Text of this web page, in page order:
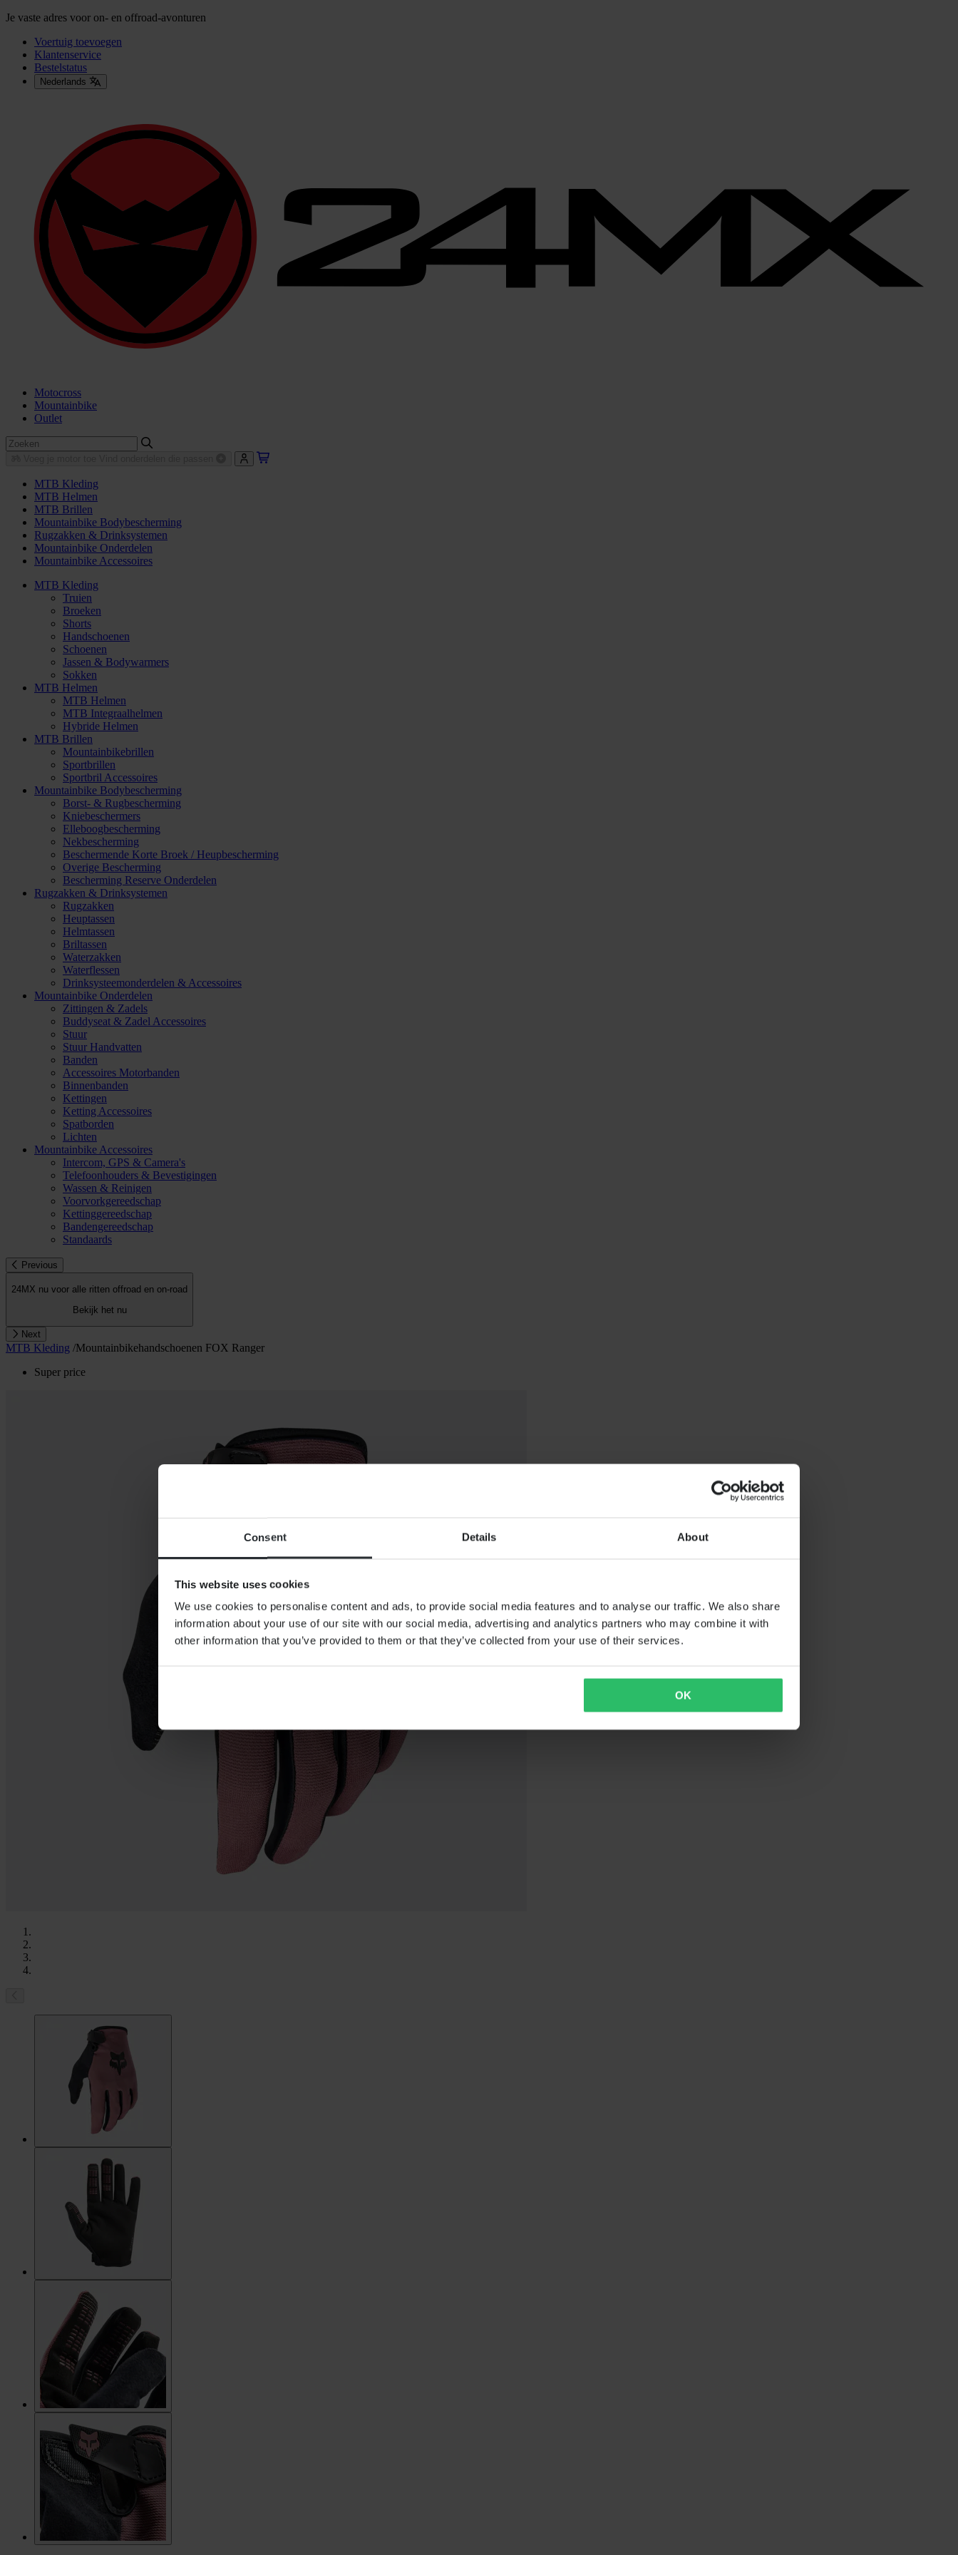
Consent Details About
This website uses cookies
We use cookies to personalise content and ads, to provide social media features and to analyse our traffic. We also share
information about your use of our site with our social media, advertising and analytics partners who may combine it with
other information that you’ve provided to them or that they’ve collected from your use of their services.
OK
Je vaste adres voor on- en offroad-avonturen
Voertuig toevoegen
Klantenservice
Bestelstatus
Nederlands
Motocross
Mountainbike
Outlet
MTB Kleding
MTB Helmen
MTB Brillen
Mountainbike Bodybescherming
Rugzakken & Drinksystemen
Mountainbike Onderdelen
Mountainbike Accessoires
MTB Kleding
Truien
Broeken
Shorts
Handschoenen
Schoenen
Jassen & Bodywarmers
Sokken
MTB Helmen
MTB Helmen
MTB Integraalhelmen
Hybride Helmen
MTB Brillen
Mountainbikebrillen
Sportbrillen
Sportbril Accessoires
Mountainbike Bodybescherming
Borst- & Rugbescherming
Kniebeschermers
Elleboogbescherming
Nekbescherming
Beschermende Korte Broek / Heupbescherming
Overige Bescherming
Bescherming Reserve Onderdelen
Rugzakken & Drinksystemen
Rugzakken
Heuptassen
Helmtassen
Briltassen
Waterzakken
Waterflessen
Drinksysteemonderdelen & Accessoires
Mountainbike Onderdelen
Zittingen & Zadels
Buddyseat & Zadel Accessoires
Stuur
Stuur Handvatten
Banden
Accessoires Motorbanden
Binnenbanden
Kettingen
Ketting Accessoires
Spatborden
Lichten
Mountainbike Accessoires
Intercom, GPS & Camera's
Telefoonhouders & Bevestigingen
Wassen & Reinigen
Voorvorkgereedschap
Kettinggereedschap
Bandengereedschap
Standaards
Previous
24MX nu voor alle ritten offroad en on-road
Bekijk het nu
Next
MTB Kleding /Mountainbikehandschoenen FOX Ranger
Super price